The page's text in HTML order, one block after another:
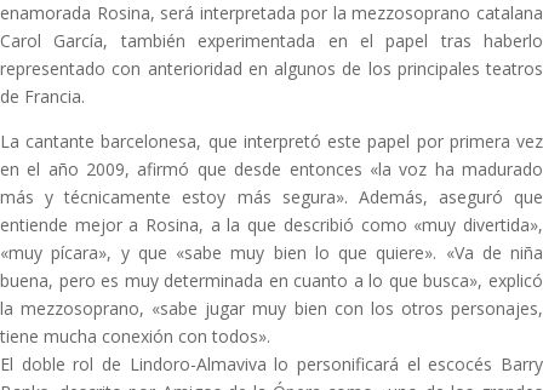
enamorada Rosina, será interpretada por la mezzosoprano catalana
Carol García, también experimentada en el papel tras haberlo
representado con anterioridad en algunos de los principales teatros
de Francia.
La cantante barcelonesa, que interpretó este papel por primera vez
en el año 2009, afirmó que desde entonces «la voz ha madurado
más y técnicamente estoy más segura». Además, aseguró que
entiende mejor a Rosina, a la que describió como «muy divertida»,
«muy pícara», y que «sabe muy bien lo que quiere». «Va de niña
buena, pero es muy determinada en cuanto a lo que busca», explicó
la mezzosoprano, «sabe jugar muy bien con los otros personajes,
tiene mucha conexión con todos».
El doble rol de Lindoro-Almaviva lo personificará el escocés Barry